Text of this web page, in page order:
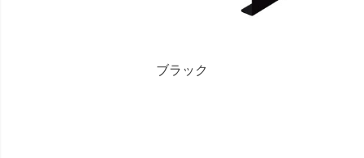
ブラック